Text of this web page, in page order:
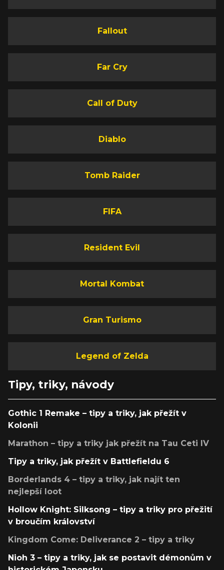
Fallout
Far Cry
Call of Duty
Diablo
Tomb Raider
FIFA
Resident Evil
Mortal Kombat
Gran Turismo
Legend of Zelda
Tipy, triky, návody
Gothic 1 Remake – tipy a triky, jak přežít v
Kolonii
Marathon – tipy a triky jak přežít na Tau Ceti IV
Tipy a triky, jak přežít v Battlefieldu 6
Borderlands 4 – tipy a triky, jak najít ten
nejlepší loot
Hollow Knight: Silksong – tipy a triky pro přežití
v broučím království
Kingdom Come: Deliverance 2 – tipy a triky
Nioh 3 – tipy a triky, jak se postavit démonům v